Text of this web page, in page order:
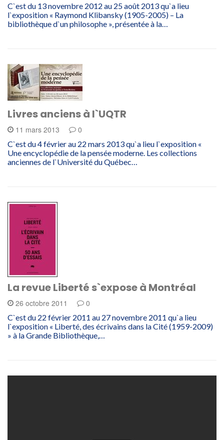
C`est du 13 novembre 2012 au 25 août 2013 qu`a lieu
l`exposition « Raymond Klibansky (1905-2005) – La
bibliothèque d`un philosophe », présentée à la…
Livres anciens à l`UQTR
11 mars 2013 0
C`est du 4 février au 22 mars 2013 qu`a lieu l`exposition «
Une encyclopédie de la pensée moderne. Les collections
anciennes de l`Université du Québec…
La revue Liberté s`expose à Montréal
26 octobre 2011 0
C`est du 22 février 2011 au 27 novembre 2011 qu`a lieu
l`exposition « Liberté, des écrivains dans la Cité (1959-2009)
» à la Grande Bibliothèque,…